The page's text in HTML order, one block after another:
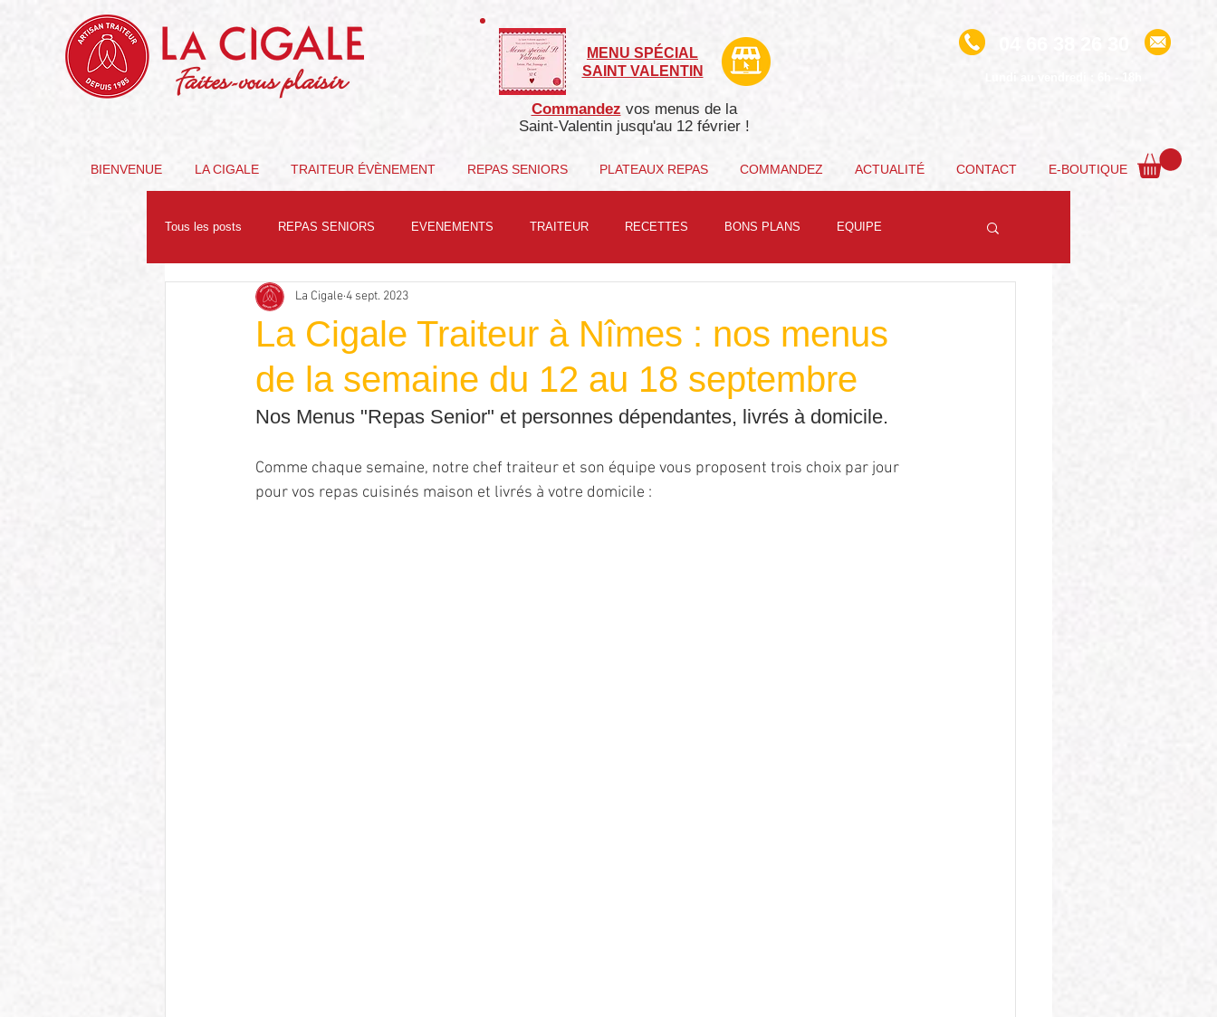
Faites-vous plaisir
MENU SPÉCIAL
SAINT VALENTIN
Commandez vos menus de la
Saint-Valentin jusqu'au 12 février !
BIENVENUE LA CIGALE TRAITEUR ÉVÈNEMENT REPAS SENIORS PLATEAUX REPAS COMMANDEZ ACTUALITÉ CONTACT E-BOUTIQUE
Tous les posts REPAS SENIORS EVENEMENTS TRAITEUR RECETTES BONS PLANS EQUIPE
PARTENAIRES NUTRITION
La Cigale Traiteur à Nîmes : nos menus
de la semaine du 12 au 18 septembre
La Cigale4 sept. 2023
Nos Menus "Repas Senior" et personnes dépendantes, livrés à domicile.
Comme chaque semaine, notre chef traiteur et son équipe vous proposent trois choix par jour
pour vos repas cuisinés maison et livrés à votre domicile :